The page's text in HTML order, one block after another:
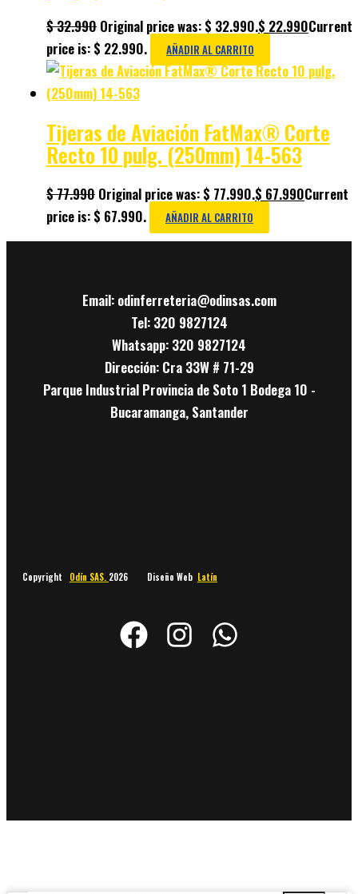
$32.990 Original price was: $ 32.990.$ 22.990Current
price is: $ 22.990.
AÑADIR AL CARRITO
Tijeras de Aviación FatMax® Corte
Recto 10 pulg. (250mm) 14-563
$77.990 Original price was: $ 77.990.$ 67.990Current
price is: $ 67.990.
AÑADIR AL CARRITO
Email: odinferreteria@odinsas.com
Tel: 320 9827124
Whatsapp: 320 9827124
Dirección: Cra 33W # 71-29
Parque Industrial Provincia de Soto 1 Bodega 10 -
Bucaramanga, Santander
Copyright Odín SAS. 2026 Diseño Web Latín